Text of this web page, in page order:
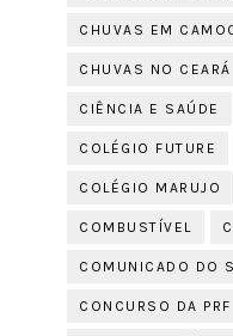
CHUVAS EM
CHUVAS NO CEARÁ
CIÊNCIA E SAÚDE
COLÉGIO FUTURE
COLÉGIO MARUJO
COMBUSTÍVEL
COMUNICADO DO
CONCURSO DA PRF